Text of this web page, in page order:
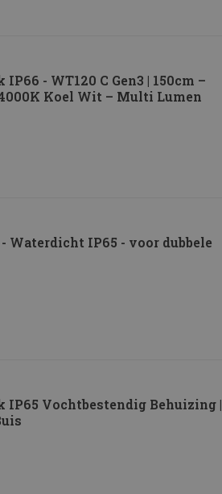
- WT120 C Gen3 | 150cm –
Koel Wit – Multi Lumen
Waterdicht IP65 - voor dubbele
IP65 Vochtbestendig Behuizing |